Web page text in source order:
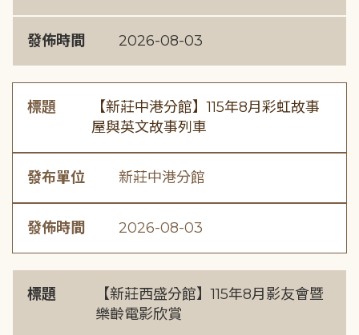
發佈時間 2026-08-03
標題
【新莊中港分館】115年8月彩虹故事
屋與英文故事列車
發布單位 新莊中港分館
發佈時間 2026-08-03
標題
【新莊西盛分館】115年8月影友會暨
樂齡電影欣賞